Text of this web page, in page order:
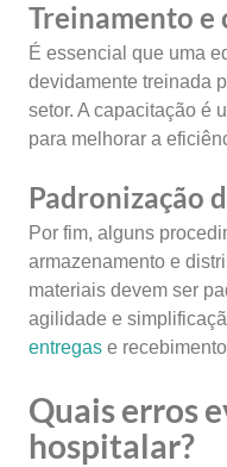
Treinamento e
É essencial que uma
devidamente treinada
setor. A capacitação é
para melhorar a
Padronização
Por fim, alguns
armazenamento e
materiais devem ser
agilidade e
entregas e
Quais erros
hospitalar?